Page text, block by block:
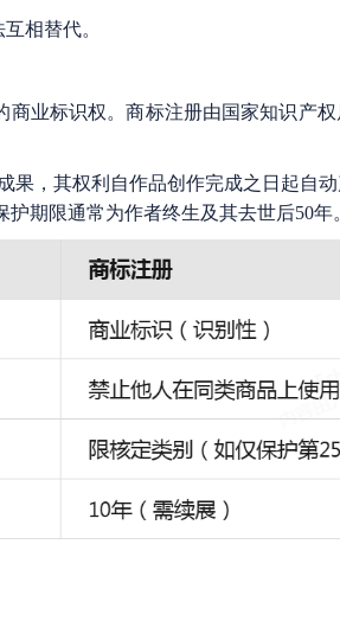
互相替代。
业标识权。商标注册由国家知识产权
，其权利自作品创作完成之日起自
期限通常为作者终生及其去世后50年